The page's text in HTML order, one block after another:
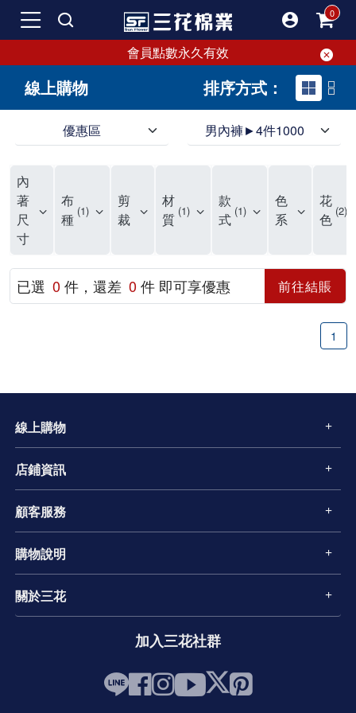
會員點數永久有效
線上購物 排序方式：
優惠區 男內褲►4件1000
三花男內褲提供最平實好搭的男內褲選擇。採用高品質原料製成，三花男內褲擁有絕佳彈性與透氣度，怎麼穿都舒適不用擔心造成肌膚困擾，立體剪裁全面大升級，滿意度百分百。
三花男內褲是男生首選品牌，適合休閒與運動。彈性好，人體工學剪裁，立體效果佳，舒適感大提升，魅力指數破表！
市佔率高達50年！三花專注設計，提升舒適與耐用，針對亞洲男性剪裁，大動作不卡襠。
三花男內褲採用優質棉料製成，褲身擁有超過千個散熱孔，吸汗透氣，柔順舒適，解決一般男內褲的悶熱問題。針對亞洲男性體型的立體剪裁設計，告別卡襠煩惱，自如大動作。三花男內褲市佔率高，專注製造與開發超過50年，提升舒適度與耐用性，深受網友推崇。五片式剪裁設計，適合各種身形及風格，給予肌膚前所未有的透氣舒適體驗。
【心情閒聊】男內褲的一些小心得?! 身為一名廣告代理商的社群小編，每次接到新客戶都需做好充足的產業功課，以免在撰寫廣告時顯得膚淺。美妝和流行服飾的客戶總讓我感到一點小確幸，因為可以搶先試用到新產品，或請客戶幫忙以員工價購買商品，讓人有中獎的小喜悅。 這次的客戶卻是-男內褲! 男內褲! 男內褲! 由於是第一次接觸這類產品，所以特地重複三次來表達內心的震驚。因為獨處時間較長，對於男內褲的研究多少有些害羞。因而硬著頭皮買了好幾件男內褲進行研究。 家裡沒有兄弟，也沒有可以直接聊男內褲的男性朋友，自己去買男內褲真的需要一些勇氣。我感謝現在的高科技網購，讓我不用親自到店面盯著男內褲看，也能輕鬆購買到不同種類的男內褲，真是感恩網路! 在Google搜尋 ""男內褲""，瞬間出現許多品牌，男內褲的世界真是博大精深呢。我開始扮演男內褲研究生，對男內褲進行分類：從長短、高低中腰到情趣男內褲，各式各樣應有盡有。好險此次的客戶是比較中規中矩的，情趣類的男內褲不在研究範圍，不然一直盯著穿內褲的模特兒看也太難為情了。 男內褲的設計功能其實不亞於女生內衣。由於男生身體結構的關係，需要更細心的設計。市面上較大的品牌有老牌的三花、三槍、宜而爽等，還有大手筆請代言人的CK、PLAYBOY等品牌。要選男內褲，實在需要下些功夫。 我將男內褲分為兩個面向：花色和功能設計。選擇男內褲的花色非常重要，因為能看出個人的品味和對內外搭配的重視程度。宅男們穿著50歲阿伯的花色內褲，或是穿白褲子搭配大黑色內褲，都是不OK的搭配。 功能設計則是對重要部位的保?。為了確保舒適性，有的內褲設計了開襟方便上廁所，有的設計了專屬囊袋固定，更有五片立體剪裁，或者強調視覺效果的內褲。這些設計不僅滿足基本的生理需求，更進階到心靈上的滿足。 以往從未想過要認真研究男內褲，直到這次工作的契機才真正了解男內褲的繁複。男內褲花色多樣，研究起來花費了不少時間。與男內褲客戶窗口交流，我這個女專案可能會有一段尷尬期，希望自己討論時不會笑場。雖然我無法真正體驗男內褲的全部功能，但透過揣測和客戶專業的回答，依然探詢到了許多有趣的現象。 某些網友反應某些國外品牌的男內褲不好穿，可能因為這些品牌是按照西方身材比例製造，不太適合台灣男性。同樣的現象也出現在女性內衣上，所以選擇適合自己的內褲才是最重要的。 以上只是我的心情抒發，沒有針對任何一家男內褲品牌，歡迎更多對男內褲有興趣的朋友加入研究行列！"
內
著
尺
寸
布
種 1
剪
裁
材
質 1
款
式 1
色
系
花
色 2
已選 0件，還差 0件 即可享優惠 前往結賬
1
線上購物
店鋪資訊
顧客服務
購物說明
關於三花
加入三花社群